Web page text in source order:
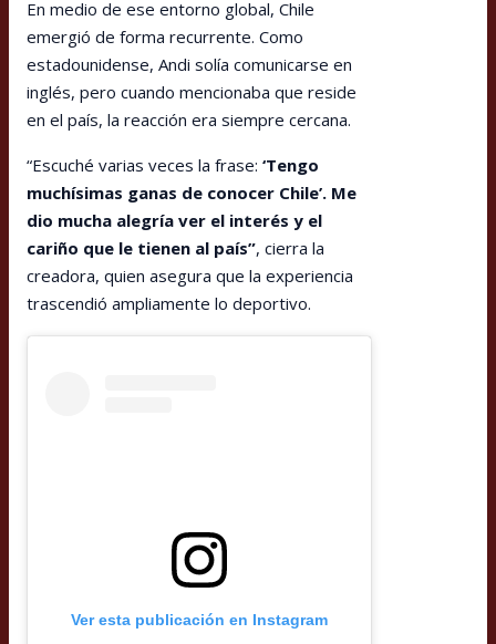
En medio de ese entorno global, Chile
emergió de forma recurrente. Como
estadounidense, Andi solía comunicarse en
inglés, pero cuando mencionaba que reside
en el país, la reacción era siempre cercana.
“Escuché varias veces la frase: ‘Tengo
muchísimas ganas de conocer Chile’. Me
dio mucha alegría ver el interés y el
cariño que le tienen al país”, cierra la
creadora, quien asegura que la experiencia
trascendió ampliamente lo deportivo.
Ver esta publicación en Instagram